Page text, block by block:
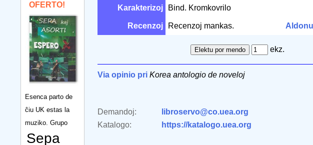
OFERTO!
Esenca parto de
ĉiu UK estas la
muziko. Grupo
Sepa
Karakterizoj Bind. Kromkovrilo
Recenzoj Recenzoj mankas. Aldonu
ekz.
Via opinio pri Korea antologio de noveloj
Demandoj:
libroservo@co.uea.org
Katalogo:
https://katalogo.uea.org